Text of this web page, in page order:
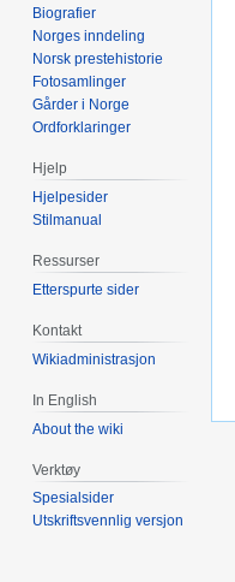
Biografier
Norges inndeling
Norsk prestehistorie
Fotosamlinger
Gårder i Norge
Ordforklaringer
Hjelp
Hjelpesider
Stilmanual
Ressurser
Etterspurte sider
Kontakt
Wikiadministrasjon
In English
About the wiki
Verktøy
Spesialsider
Utskriftsvennlig versjon